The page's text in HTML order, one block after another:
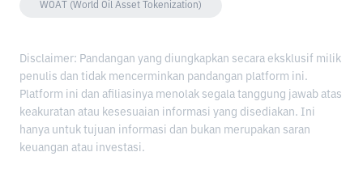
WOAT (World Oil Asset Tokenization)
Disclaimer: Pandangan yang diungkapkan secara eksklusif milik
penulis dan tidak mencerminkan pandangan platform ini.
Platform ini dan afiliasinya menolak segala tanggung jawab atas
keakuratan atau kesesuaian informasi yang disediakan. Ini
hanya untuk tujuan informasi dan bukan merupakan saran
keuangan atau investasi.